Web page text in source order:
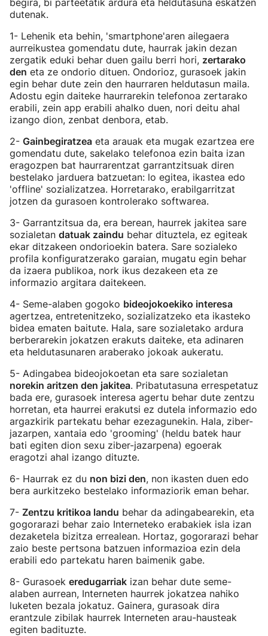
begira, bi parteetatik ardura eta heldutasuna eskatzen
dutenak.
1- Lehenik eta behin, 'smartphone'aren ailegaera
aurreikustea gomendatu dute, haurrak jakin dezan
zergatik eduki behar duen gailu berri hori, zertarako
den eta ze ondorio dituen. Ondorioz, gurasoek jakin
egin behar dute zein den haurraren heldutasun maila.
Adostu egin daiteke haurrarekin telefonoa zertarako
erabili, zein app erabili ahalko duen, nori deitu ahal
izango dion, zenbat denbora, etab.
2- Gainbegiratzea eta arauak eta mugak ezartzea ere
gomendatu dute, sakelako telefonoa ezin baita izan
eragozpen bat haurrarentzat garrantzitsuak diren
bestelako jarduera batzuetan: lo egitea, ikastea edo
'offline' sozializatzea. Horretarako, erabilgarritzat
jotzen da gurasoen kontrolerako softwarea.
3- Garrantzitsua da, era berean, haurrek jakitea sare
sozialetan datuak zaindu behar dituztela, ez egiteak
ekar ditzakeen ondorioekin batera. Sare sozialeko
profila konfiguratzerako garaian, mugatu egin behar
da izaera publikoa, nork ikus dezakeen eta ze
informazio argitara daitekeen.
4- Seme-alaben gogoko bideojokoekiko interesa
agertzea, entretenitzeko, sozializatzeko eta ikasteko
bidea ematen baitute. Hala, sare sozialetako ardura
berberarekin jokatzen erakuts daiteke, eta adinaren
eta heldutasunaren araberako jokoak aukeratu.
5- Adingabea bideojokoetan eta sare sozialetan
norekin aritzen den jakitea. Pribatutasuna errespetatuz
bada ere, gurasoek interesa agertu behar dute zentzu
horretan, eta haurrei erakutsi ez dutela informazio edo
argazkirik partekatu behar ezezagunekin. Hala, ziber-
jazarpen, xantaia edo 'grooming' (heldu batek haur
bati egiten dion sexu ziber-jazarpena) egoerak
eragotzi ahal izango dituzte.
6- Haurrak ez du non bizi den, non ikasten duen edo
bera aurkitzeko bestelako informaziorik eman behar.
7- Zentzu kritikoa landu behar da adingabearekin, eta
gogorarazi behar zaio Interneteko erabakiek isla izan
dezaketela bizitza errealean. Hortaz, gogorarazi behar
zaio beste pertsona batzuen informazioa ezin dela
erabili edo partekatu haren baimenik gabe.
8- Gurasoek eredugarriak izan behar dute seme-
alaben aurrean, Interneten haurrek jokatzea nahiko
luketen bezala jokatuz. Gainera, gurasoak dira
erantzule zibilak haurrek Interneten arau-hausteak
egiten badituzte.